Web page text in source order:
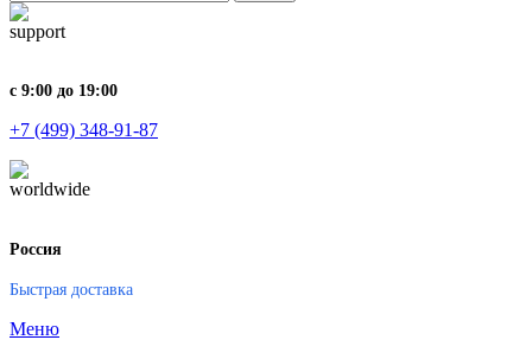
с 9:00 до 19:00
+7 (499) 348-91-87
Россия
Быстрая доставка
Меню